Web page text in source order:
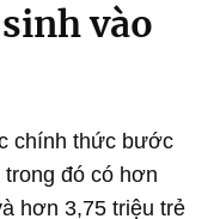
vào
chính thức bước
đó có hơn
hơn 3,75 triệu trẻ